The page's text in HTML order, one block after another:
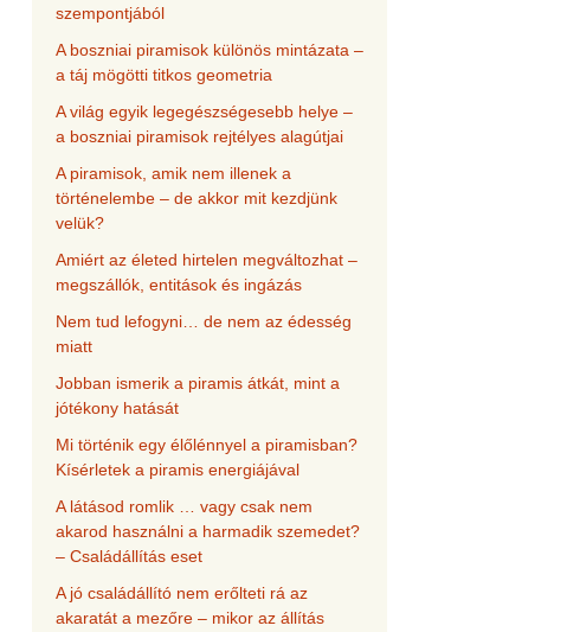
szempontjából
A boszniai piramisok különös mintázata –
a táj mögötti titkos geometria
A világ egyik legegészségesebb helye –
a boszniai piramisok rejtélyes alagútjai
A piramisok, amik nem illenek a
történelembe – de akkor mit kezdjünk
velük?
Amiért az életed hirtelen megváltozhat –
megszállók, entitások és ingázás
Nem tud lefogyni… de nem az édesség
miatt
Jobban ismerik a piramis átkát, mint a
jótékony hatását
Mi történik egy élőlénnyel a piramisban?
Kísérletek a piramis energiájával
A látásod romlik … vagy csak nem
akarod használni a harmadik szemedet?
– Családállítás eset
A jó családállító nem erőlteti rá az
akaratát a mezőre – mikor az állítás